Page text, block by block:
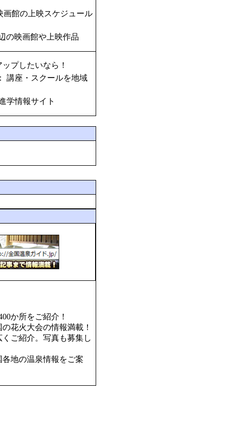
画館の上映スケジュール
の映画館や上映作品
プしたいなら！
講座・スクールを地域
学情報サイト
か所をご紹介！
花火大会の情報満載！
ご紹介。写真も募集し
各地の温泉情報をご案